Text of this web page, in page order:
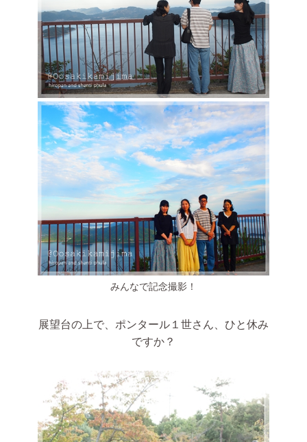
みんなで記念撮影！
展望台の上で、ポンタール１世さん、ひと休み
ですか？